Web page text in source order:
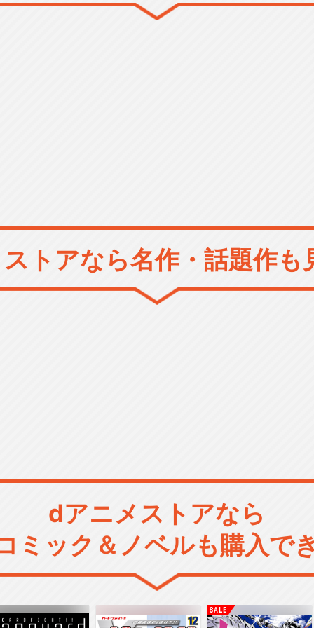
トアなら名作・話題作も
dアニメストアなら
ミック＆ノベルも購入で